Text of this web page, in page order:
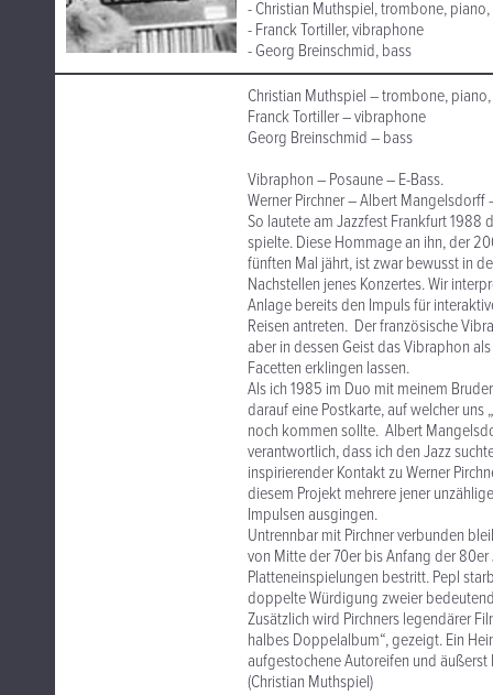
- Christian Muthspiel, trombone,
- Franck Tortiller, vibraphone
- Georg Breinschmid, bass
Christian Muthspiel – trombone,
Franck Tortiller – vibraphone
Georg Breinschmid – bass
Vibraphon – Posaune – E-Bass.
Werner Pirchner – Albert Mangelsdorff
So lautete am Jazzfest Frankfurt 1988
spielte. Diese Hommage an ihn, der
fünften Mal jährt, ist zwar bewusst in
Nachstellen jenes Konzertes. Wir
Anlage bereits den Impuls für
Reisen antreten. Der französische
aber in dessen Geist das Vibraphon
Facetten erklingen lassen.
Als ich 1985 im Duo mit meinem
darauf eine Postkarte, auf welcher uns
noch kommen sollte. Albert
verantwortlich, dass ich den Jazz
inspirierender Kontakt zu Werner
diesem Projekt mehrere jener
Impulsen ausgingen.
Untrennbar mit Pirchner verbunden
von Mitte der 70er bis Anfang der
Platteneinspielungen bestritt. Pepl
doppelte Würdigung zweier
Zusätzlich wird Pirchners legendärer
halbes Doppelalbum“, gezeigt. Ein
aufgestochene Autoreifen und
(Christian Muthspiel)